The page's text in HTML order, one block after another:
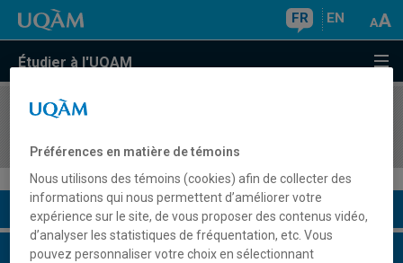
FR EN
Étudier à l'UQAM
COURS//
Description du cours
Horaire - Été 2026
Préférences en matière de témoins
Nous utilisons des témoins (cookies) afin de collecter des
informations qui nous permettent d’améliorer votre
expérience sur le site, de vous proposer des contenus vidéo,
d’analyser les statistiques de fréquentation, etc. Vous
pouvez personnaliser votre choix en sélectionnant